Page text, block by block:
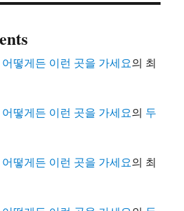
떻게든 이런 곳을 가세요의 최
떻게든 이런 곳을 가세요의 두
떻게든 이런 곳을 가세요의 최